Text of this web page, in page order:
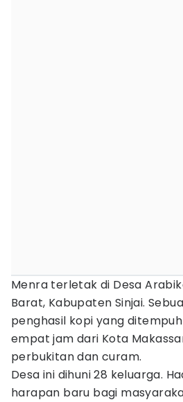
Menra terletak di Desa
Barat, Kabupaten Sinjai.
penghasil kopi yang
empat jam dari Kota
perbukitan dan curam.
Desa ini dihuni 28 keluarga.
harapan baru bagi